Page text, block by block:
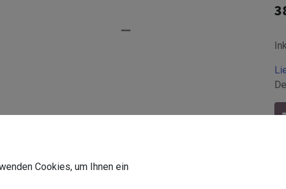
Cookies, um Ihnen ein